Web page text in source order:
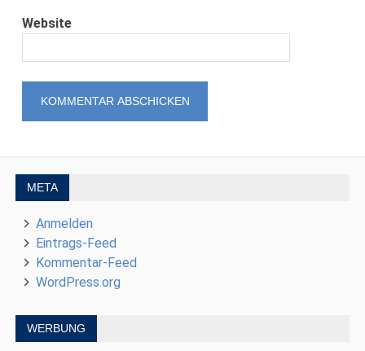
Website
META
Anmelden
Eintrags-Feed
Kommentar-Feed
WordPress.org
WERBUNG